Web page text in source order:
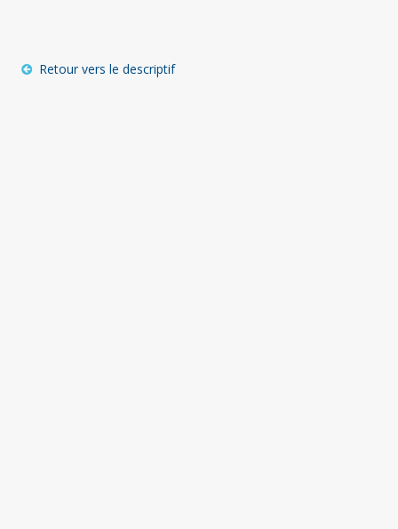
Retour vers le descriptif